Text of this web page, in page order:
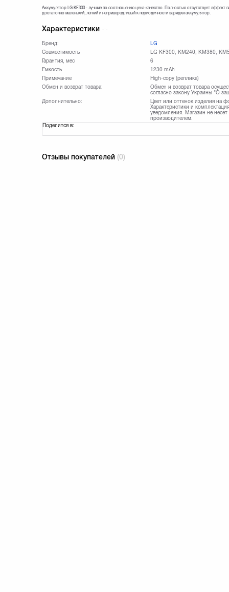
Аккумулятор LG KF300 - лучшие по соотношению цена-качество. Полностью отсутствует
достаточно маленький, лёгкий и непривередливый к периодичности зарядки аккумулятор.
Характеристики
Бренд:
LG
Совместимость
LG KF300, KM240, KM380,
Гарантия, мес
6
Емкость
1230 mAh
Примечание
High-copy (реплика)
Обмен и возврат товара:
Обмен и возврат товара
согласно закону Украины "О
Дополнительно:
Цвет или оттенок изделия на
Характеристики и
уведомления. Магазин не
производителем.
Поделится в:
Отзывы покупателей (0)